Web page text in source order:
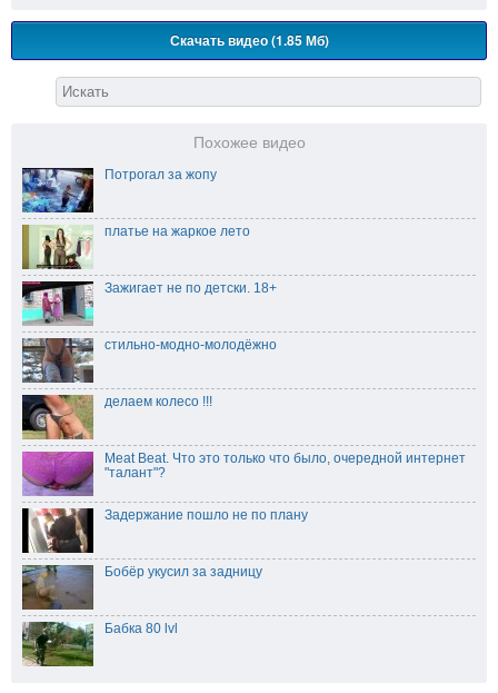
Скачать видео (1.85 Мб)
Похожее видео
Потрогал за жопу
платье на жаркое лето
Зажигает не по детски. 18+
стильно-модно-молодёжно
делаем колесо !!!
Meat Beat. Что это только что было, очередной интернет
"талант"?
Задержание пошло не по плану
Бобёр укусил за задницу
Бабка 80 lvl